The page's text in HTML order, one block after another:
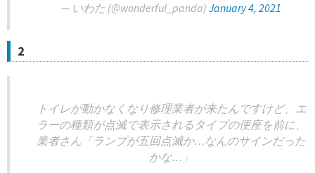
— いわた (@wonderful_panda) January 4, 2021
2
トイレが動かなくなり修理業者が来たんですけど、エ
ラーの種類が点滅で表示されるタイプの便座を前に、
業者さん「ランプが五回点滅か…なんのサインだった
かな…」